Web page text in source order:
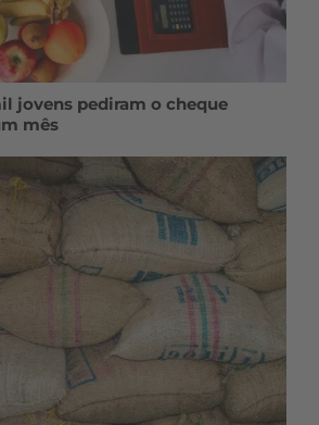
jovens pediram o cheque
mês